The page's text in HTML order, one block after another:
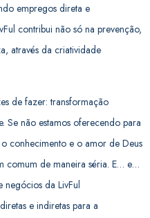
empregos direta e
contribui não só na prevenção,
através da criatividade
de fazer: transformação
Se não estamos oferecendo para
conhecimento e o amor de Deus
comum de maneira séria. E… e…
da LivFul
e indiretas para a